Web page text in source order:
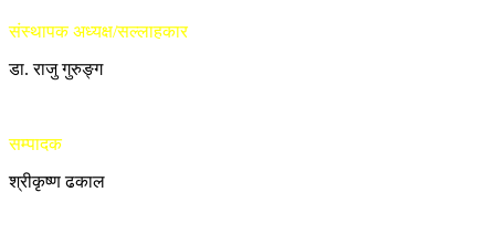
संस्थापक अध्यक्ष/सल्लाहकार
डा. राजु गुरुङ्ग
सम्पादक
श्रीकृष्ण ढकाल